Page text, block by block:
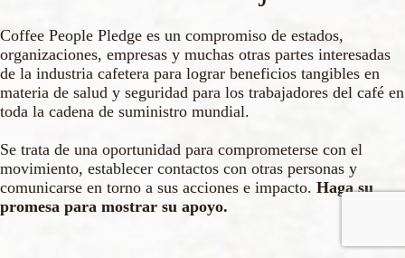
Coffee People Pledge es un compromiso de estados,
organizaciones, empresas y muchas otras partes interesadas
de la industria cafetera para lograr beneficios tangibles en
materia de salud y seguridad para los trabajadores del café en
toda la cadena de suministro mundial.
Se trata de una oportunidad para comprometerse con el
movimiento, establecer contactos con otras personas y
comunicarse en torno a sus acciones e impacto. Haga su
promesa para mostrar su apoyo.